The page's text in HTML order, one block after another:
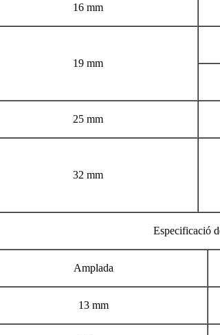
16 mm
19 mm
25 mm
32 mm
Especificació
Amplada
13 mm